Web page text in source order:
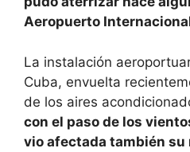
Aeropuerto Internacional
La instalación
Cuba, envuelta
de los aires
con el paso de los
vio afectada también su